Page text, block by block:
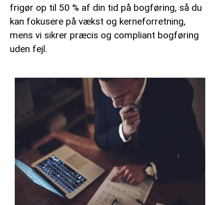
frigør op til 50 % af din tid på bogføring, så du
kan fokusere på vækst og kerneforretning,
mens vi sikrer præcis og compliant bogføring
uden fejl.